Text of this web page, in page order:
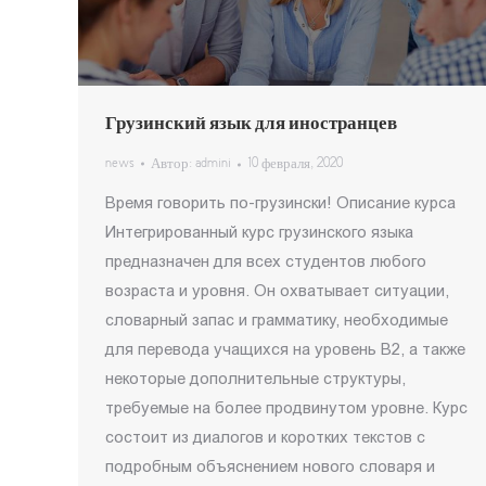
Грузинский язык для иностранцев
news Автор: admini 10 февраля, 2020
Время говорить по-грузински! Описание курса
Интегрированный курс грузинского языка
предназначен для всех студентов любого
возраста и уровня. Он охватывает ситуации,
словарный запас и грамматику, необходимые
для перевода учащихся на уровень B2, а также
некоторые дополнительные структуры,
требуемые на более продвинутом уровне. Курс
состоит из диалогов и коротких текстов с
подробным объяснением нового словаря и